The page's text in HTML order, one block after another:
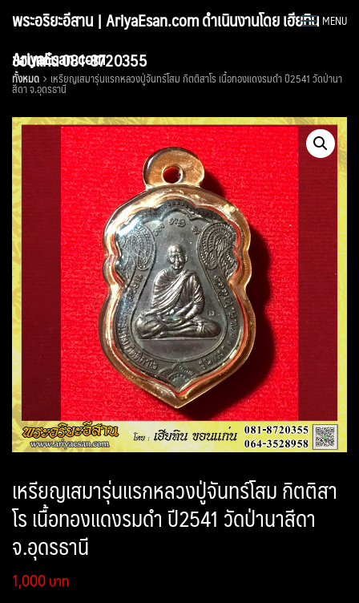
พระอริยะอีสาน | AriyaEsan.com ดำเนินงานโดย เฮียทิน
ขอนแก่น 081-8720355
MENU
AriyaEsan.com
ทั้งหมด เหรียญเสมารุ่นแรกหลวงปู่จันทร์โสม กิตติสาโร เนื้อทองแดงรมดำ ปี2541 วัดป่านา
สีดา จ.อุดรธานี
เหรียญเสมารุ่นแรกหลวงปู่จันทร์โสม กิตติสา
โร เนื้อทองแดงรมดำ ปี2541 วัดป่านาสีดา
จ.อุดรธานี
1,000